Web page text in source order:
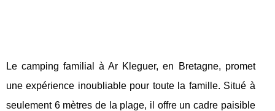
Le camping familial à Ar Kleguer, en Bretagne, promet
une expérience inoubliable pour toute la famille. Situé à
seulement 6 mètres de la plage, il offre un cadre paisible